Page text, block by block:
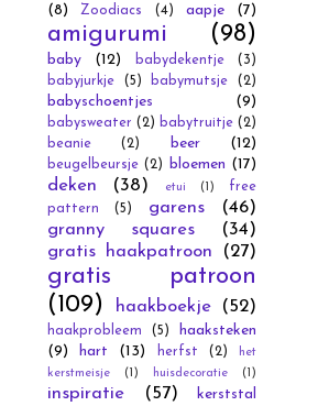
(8)
Zoodiacs (4) aapje (7)
amigurumi (98)
baby (12) babydekentje
(3)
babyjurkje
(5) babymutsje (2)
babyschoentjes (9)
babysweater (2) babytruitje (2)
beanie
(2) beer (12)
beugelbeursje (2) bloemen (17)
deken (38) etui (1)
free
pattern
(5) garens
(46)
granny squares
(34)
gratis haakpatroon
(27)
gratis patroon
(109)
haakboekje (52)
haakprobleem (5)
haaksteken
(9)
hart (13) herfst (2)
het
kerstmeisje
(1) huisdecoratie (1)
inspiratie (57)
kerststal